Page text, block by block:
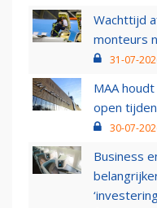
Wachttijd
monteurs
31-07-
MAA
open
30-07-
Business